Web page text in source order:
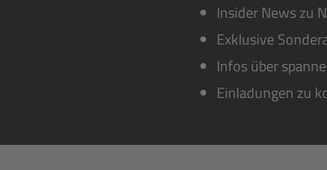
Insider News zu
Exklusive
Infos über
Einladungen zu